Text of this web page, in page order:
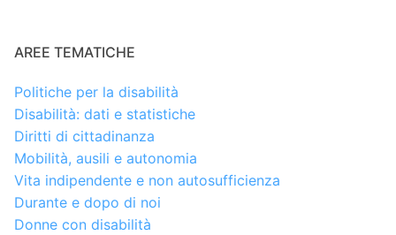
AREE TEMATICHE
Politiche per la disabilità
Disabilità: dati e statistiche
Diritti di cittadinanza
Mobilità, ausili e autonomia
Vita indipendente e non autosufficienza
Durante e dopo di noi
Donne con disabilità